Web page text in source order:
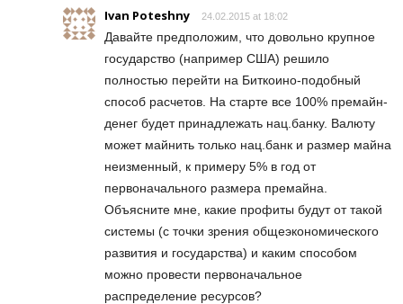
Ivan Poteshny 24.02.2015 at 18:02
Давайте предположим, что довольно крупное
государство (например США) решило
полностью перейти на Биткоино-подобный
способ расчетов. На старте все 100% премайн-
денег будет принадлежать нац.банку. Валюту
может майнить только нац.банк и размер майна
неизменный, к примеру 5% в год от
первоначального размера премайна.
Объясните мне, какие профиты будут от такой
системы (с точки зрения общеэкономического
развития и государства) и каким способом
можно провести первоначальное
распределение ресурсов?